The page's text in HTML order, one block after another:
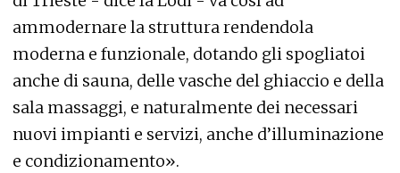
ammodernare la struttura rendendola
moderna e funzionale, dotando gli spogliatoi
anche di sauna, delle vasche del ghiaccio e della
sala massaggi, e naturalmente dei necessari
nuovi impianti e servizi, anche d’illuminazione
e condizionamento».